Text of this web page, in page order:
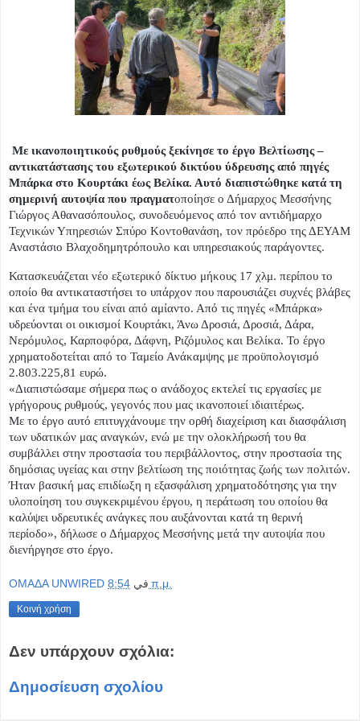
Με ικανοποιητικούς ρυθμούς ξεκίνησε το έργο Βελτίωσης –
αντικατάστασης του εξωτερικού δικτύου ύδρευσης από πηγές
Μπάρκα στο Κουρτάκι έως Βελίκα. Αυτό διαπιστώθηκε κατά τη
σημερινή αυτοψία που πραγματοποίησε ο Δήμαρχος Μεσσήνης
Γιώργος Αθανασόπουλος, συνοδευόμενος από τον αντιδήμαρχο
Τεχνικών Υπηρεσιών Σπύρο Κοντοθανάση, τον πρόεδρο της ΔΕΥΑΜ
Αναστάσιο Βλαχοδημητρόπουλο και υπηρεσιακούς παράγοντες.
Κατασκευάζεται νέο εξωτερικό δίκτυο μήκους 17 χλμ. περίπου το
οποίο θα αντικαταστήσει το υπάρχον που παρουσιάζει συχνές βλάβες
και ένα τμήμα του είναι από αμίαντο. Από τις πηγές «Μπάρκα»
υδρεύονται οι οικισμοί Κουρτάκι, Άνω Δροσιά, Δροσιά, Δάρα,
Νερόμυλος, Καρποφόρα, Δάφνη, Ριζόμυλος και Βελίκα. Το έργο
χρηματοδοτείται από το Ταμείο Ανάκαμψης με προϋπολογισμό
2.803.225,81 ευρώ.
«Διαπιστώσαμε σήμερα πως ο ανάδοχος εκτελεί τις εργασίες με
γρήγορους ρυθμούς, γεγονός που μας ικανοποιεί ιδιαιτέρως.
Με το έργο αυτό επιτυγχάνουμε την ορθή διαχείριση και διασφάλιση
των υδατικών μας αναγκών, ενώ με την ολοκλήρωσή του θα
συμβάλλει στην προστασία του περιβάλλοντος, στην προστασία της
δημόσιας υγείας και στην βελτίωση της ποιότητας ζωής των πολιτών.
Ήταν βασική μας επιδίωξη η εξασφάλιση χρηματοδότησης για την
υλοποίηση του συγκεκριμένου έργου, η περάτωση του οποίου θα
καλύψει υδρευτικές ανάγκες που αυξάνονται κατά τη θερινή
περίοδο», δήλωσε ο Δήμαρχος Μεσσήνης μετά την αυτοψία που
διενήργησε στο έργο.
OMAΔΑ UNWIRED في 8:54 π.μ.
Κοινή χρήση
Δεν υπάρχουν σχόλια:
Δημοσίευση σχολίου